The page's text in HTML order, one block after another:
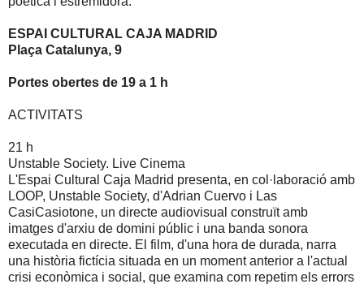
ESPAI CULTURAL CAJA MADRID
Plaça Catalunya, 9
Portes obertes de 19 a 1 h
ACTIVITATS
21 h
Unstable Society. Live Cinema
L'Espai Cultural Caja Madrid presenta, en col·laboració amb
LOOP, Unstable Society, d'Adrian Cuervo i Las
CasiCasiotone, un directe audiovisual construït amb
imatges d'arxiu de domini públic i una banda sonora
executada en directe. El film, d'una hora de durada, narra
una història fictícia situada en un moment anterior a l'actual
crisi econòmica i social, que examina com repetim els errors